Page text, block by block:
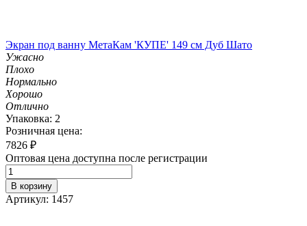
Экран под ванну МетаКам 'КУПЕ' 149 см Дуб Шато
Ужасно
Плохо
Нормально
Хорошо
Отлично
Упаковка: 2
Розничная цена:
7826 ₽
Оптовая цена доступна после регистрации
В корзину
Артикул: 1457